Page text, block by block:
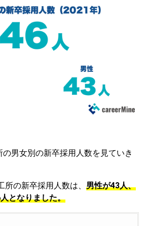
男女別の新卒採用人数を見ていき
の新卒採用人数は、 男性が43人、
となりました。